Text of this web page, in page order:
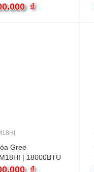
1 chiều
₫
Gree
| 18000BTU
inverter ₫